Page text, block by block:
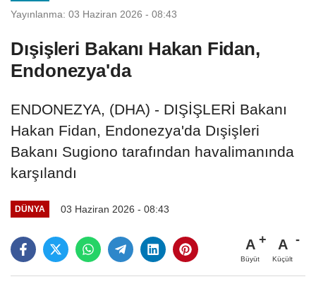
Yayınlanma: 03 Haziran 2026 - 08:43
Dışişleri Bakanı Hakan Fidan,
Endonezya'da
ENDONEZYA, (DHA) - DIŞİŞLERİ Bakanı
Hakan Fidan, Endonezya'da Dışişleri
Bakanı Sugiono tarafından havalimanında
karşılandı
DÜNYA 03 Haziran 2026 - 08:43
A
Büyüt
A
Küçült